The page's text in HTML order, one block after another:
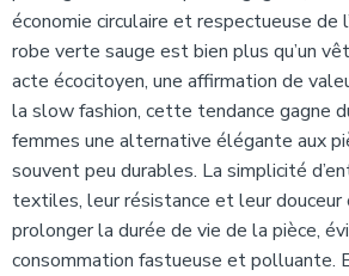
économie circulaire et respectueuse de
robe verte sauge est bien plus qu’un
acte écocitoyen, une affirmation de
la slow fashion, cette tendance gagne
femmes une alternative élégante aux
souvent peu durables. La simplicité
textiles, leur résistance et leur douceur
prolonger la durée de vie de la pièce,
consommation fastueuse et polluante.